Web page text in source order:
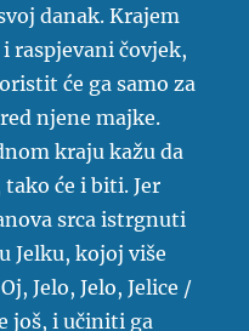
danak. Krajem
raspjevani čovjek,
će ga samo za
njene majke.
kraju kažu da
će i biti. Jer
srca istrgnuti
Jelku, kojoj više
Jelo, Jelo, Jelice /
još, i učiniti ga